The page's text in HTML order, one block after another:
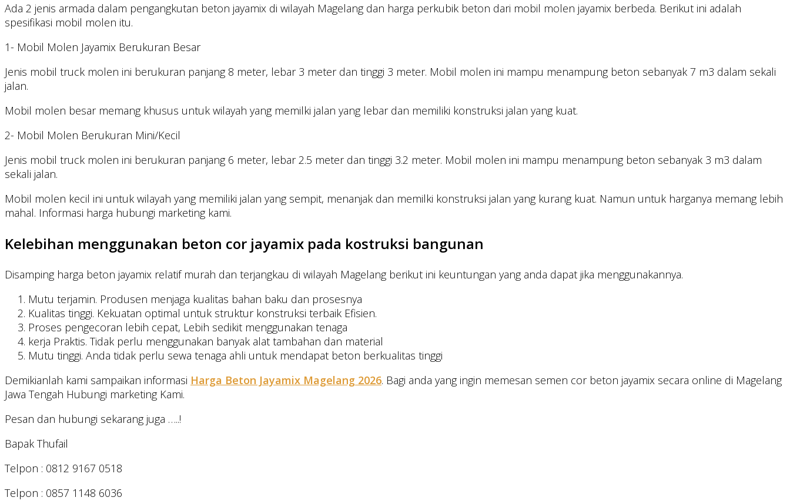
Ada 2 jenis armada dalam pengangkutan beton jayamix di wilayah Magelang dan harga perkubik beton dari mobil molen jayamix berbeda. Berikut ini adalah
spesifikasi mobil molen itu.
1- Mobil Molen Jayamix Berukuran Besar
Jenis mobil truck molen ini berukuran panjang 8 meter, lebar 3 meter dan tinggi 3 meter. Mobil molen ini mampu menampung beton sebanyak 7 m3 dalam sekali
jalan.
Mobil molen besar memang khusus untuk wilayah yang memilki jalan yang lebar dan memiliki konstruksi jalan yang kuat.
2- Mobil Molen Berukuran Mini/Kecil
Jenis mobil truck molen ini berukuran panjang 6 meter, lebar 2.5 meter dan tinggi 3.2 meter. Mobil molen ini mampu menampung beton sebanyak 3 m3 dalam
sekali jalan.
Mobil molen kecil ini untuk wilayah yang memiliki jalan yang sempit, menanjak dan memilki konstruksi jalan yang kurang kuat. Namun untuk harganya memang lebih
mahal. Informasi harga hubungi marketing kami.
Kelebihan menggunakan beton cor jayamix pada kostruksi bangunan
Disamping harga beton jayamix relatif murah dan terjangkau di wilayah Magelang berikut ini keuntungan yang anda dapat jika menggunakannya.
Mutu terjamin. Produsen menjaga kualitas bahan baku dan prosesnya
Kualitas tinggi. Kekuatan optimal untuk struktur konstruksi terbaik Efisien.
Proses pengecoran lebih cepat, Lebih sedikit menggunakan tenaga
kerja Praktis. Tidak perlu menggunakan banyak alat tambahan dan material
Mutu tinggi. Anda tidak perlu sewa tenaga ahli untuk mendapat beton berkualitas tinggi
Demikianlah kami sampaikan informasi Harga Beton Jayamix Magelang 2026. Bagi anda yang ingin memesan semen cor beton jayamix secara online di Magelang
Jawa Tengah Hubungi marketing Kami.
Pesan dan hubungi sekarang juga …..!
Bapak Thufail
Telpon : 0812 9167 0518
Telpon : 0857 1148 6036